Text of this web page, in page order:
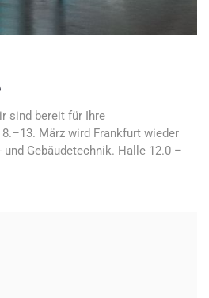
sind bereit für Ihre
März wird Frankfurt wieder
Gebäudetechnik. Halle 12.0 –